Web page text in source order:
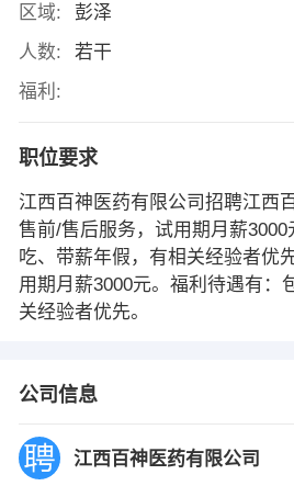
区域:
彭泽
人数:
若干
福利:
职位要求
江西百神医药有限公司招聘江西
售前/售后服务，试用期月薪
吃、带薪年假，有相关经验者优
用期月薪300​‌‌0元。福利待遇有：
关经验者优先。
公司信息
江西百神医药有限公司